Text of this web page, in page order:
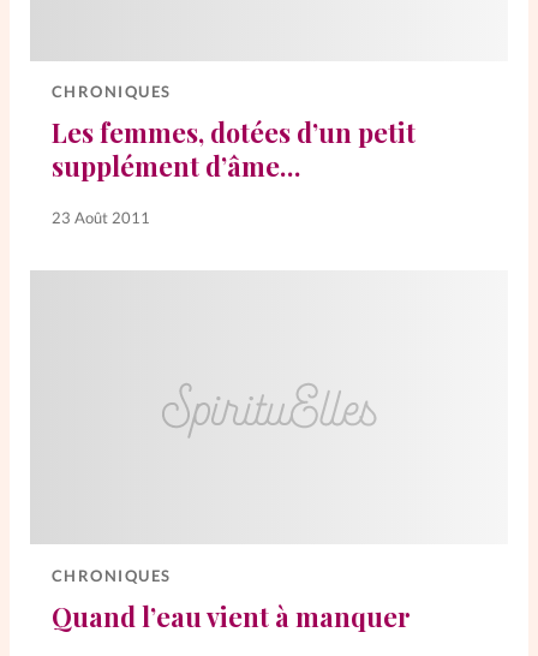
CHRONIQUES
Les femmes, dotées d’un petit
supplément d’âme…
23 Août 2011
CHRONIQUES
Quand l’eau vient à manquer